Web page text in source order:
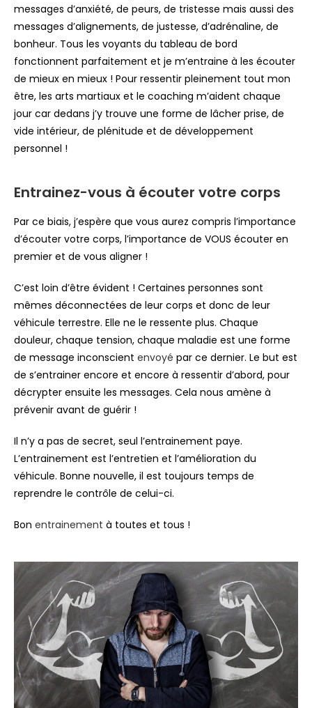
messages d’anxiété, de peurs, de tristesse mais aussi des
messages d’alignements, de justesse, d’adrénaline, de
bonheur. Tous les voyants du tableau de bord
fonctionnent parfaitement et je m’entraine à les écouter
de mieux en mieux ! Pour ressentir pleinement tout mon
être, les arts martiaux et le coaching m’aident chaque
jour car dedans j’y trouve une forme de lâcher prise, de
vide intérieur, de plénitude et de développement
personnel !
Entrainez-vous à écouter votre corps
Par ce biais, j’espère que vous aurez compris l’importance
d’écouter votre corps, l’importance de VOUS écouter en
premier et de vous aligner !
C’est loin d’être évident ! Certaines personnes sont
mêmes déconnectées de leur corps et donc de leur
véhicule terrestre. Elle ne le ressente plus. Chaque
douleur, chaque tension, chaque maladie est une forme
de message inconscient envoyé par ce dernier. Le but est
de s’entrainer encore et encore à ressentir d’abord, pour
décrypter ensuite les messages. Cela nous amène à
prévenir avant de guérir !
Il n’y a pas de secret, seul l’entrainement paye.
L’entrainement est l’entretien et l’amélioration du
véhicule. Bonne nouvelle, il est toujours temps de
reprendre le contrôle de celui-ci.
Bon entrainement à toutes et tous !